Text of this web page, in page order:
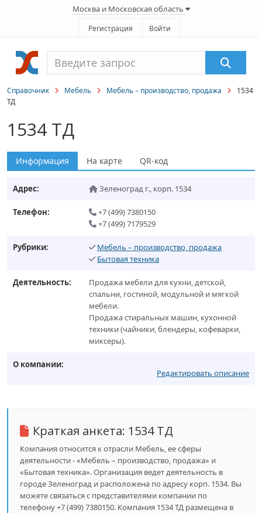
Москва и Московская область
Регистрация Войти
Справочник Мебель Мебель – производство, продажа
1534
ТД
1534 ТД
Информация На карте QR-код
Адрес: Зеленоград г., корп. 1534
Телефон:
+7 (499) 7380150
+7 (499) 7179529
Рубрики:
Мебель – производство, продажа
Бытовая техника
Деятельность:
Продажа мебели для кухни, детской,
спальни, гостиной, модульной и мягкой
мебели.
Продажа стиральных машин, кухонной
техники (чайники, блендеры, кофеварки,
миксеры).
О компании:
Редактировать описание
Краткая анкета: 1534 ТД
Компания относится к отрасли Мебель, ее сферы
деятельности - «Мебель – производство, продажа» и
«Бытовая техника». Организация ведет деятельность в
городе Зеленоград и расположена по адресу корп. 1534. Вы
можете связаться с представителями компании по
телефону +7 (499) 7380150. Компания 1534 ТД размещена в